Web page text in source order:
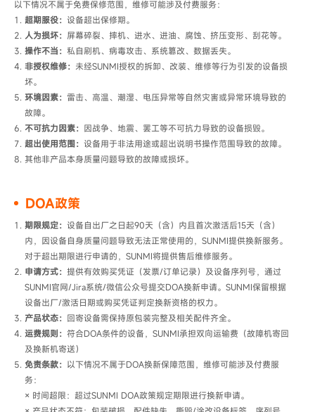
以下情况不属于免费保修范围，维修可能涉及付费服务：
超期服役： 设备超出保修期。
人为损坏： 屏幕碎裂、摔机、进水、进油、腐蚀、挤压变形、刮花等。
操作不当： 私自刷机、病毒攻击、系统篡改、数据丢失。
非授权维修： 未经SUNMI授权的拆卸、改装、维修等行为引发的设备损
坏。
环境因素： 雷击、高温、潮湿、电压异常等自然灾害或异常环境导致的
故障。
不可抗力因素： 因战争、地震、罢工等不可抗力导致的设备损毁。
超出使用范围： 设备用于非法用途或超出说明书操作范围导致的故障。
其他非产品本身质量问题导致的故障或损坏。
DOA政策
期限规定： 设备自出厂之日起90天（含）内且首次激活后15天（含）
内，因设备自身质量问题导致无法正常使用的，SUNMI提供换新服务。
对于超出期限进行申请的，SUNMI将提供售后维修服务。
申请方式​： 提供有效购买凭证（发票/订单记录）及设备序列号，通过
SUNMI官网/Jira系统/微信公众号提交DOA换新申请。SUNMI保留根据
设备出厂/激活日期或购买凭证判定换新资格的权力。
产品状态： 回寄设备需保持原包装完整及相关配件齐全。
运费规则： 符合DOA条件的设备，SUNMI承担双向运输费（故障机寄回
及换新机寄送）
免责条款： 以下情况不属于DOA换新保障范围，维修可能涉及付费服
务：
× 时间超限：超过SUNMI DOA政策规定期限进行换新申请。